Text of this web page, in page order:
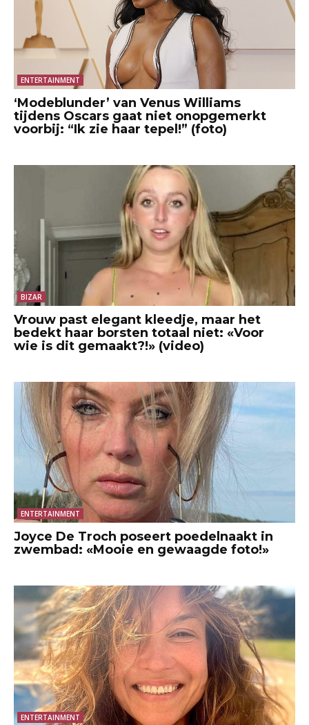
ENTERTAINMENT
‘Modeblunder’ van Venus Williams
tijdens Oscars gaat niet onopgemerkt
voorbij: “Ik zie haar tepel!” (foto)
BIZAR
Vrouw past elegant kleedje, maar het
bedekt haar borsten totaal niet: «Voor
wie is dit gemaakt?!» (video)
ENTERTAINMENT
Joyce De Troch poseert poedelnaakt in
zwembad: «Mooie en gewaagde foto!»
ENTERTAINMENT